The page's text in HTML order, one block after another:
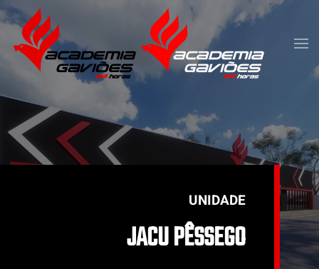
Skip to main content
UNIDADE
JACU PÊSSEGO